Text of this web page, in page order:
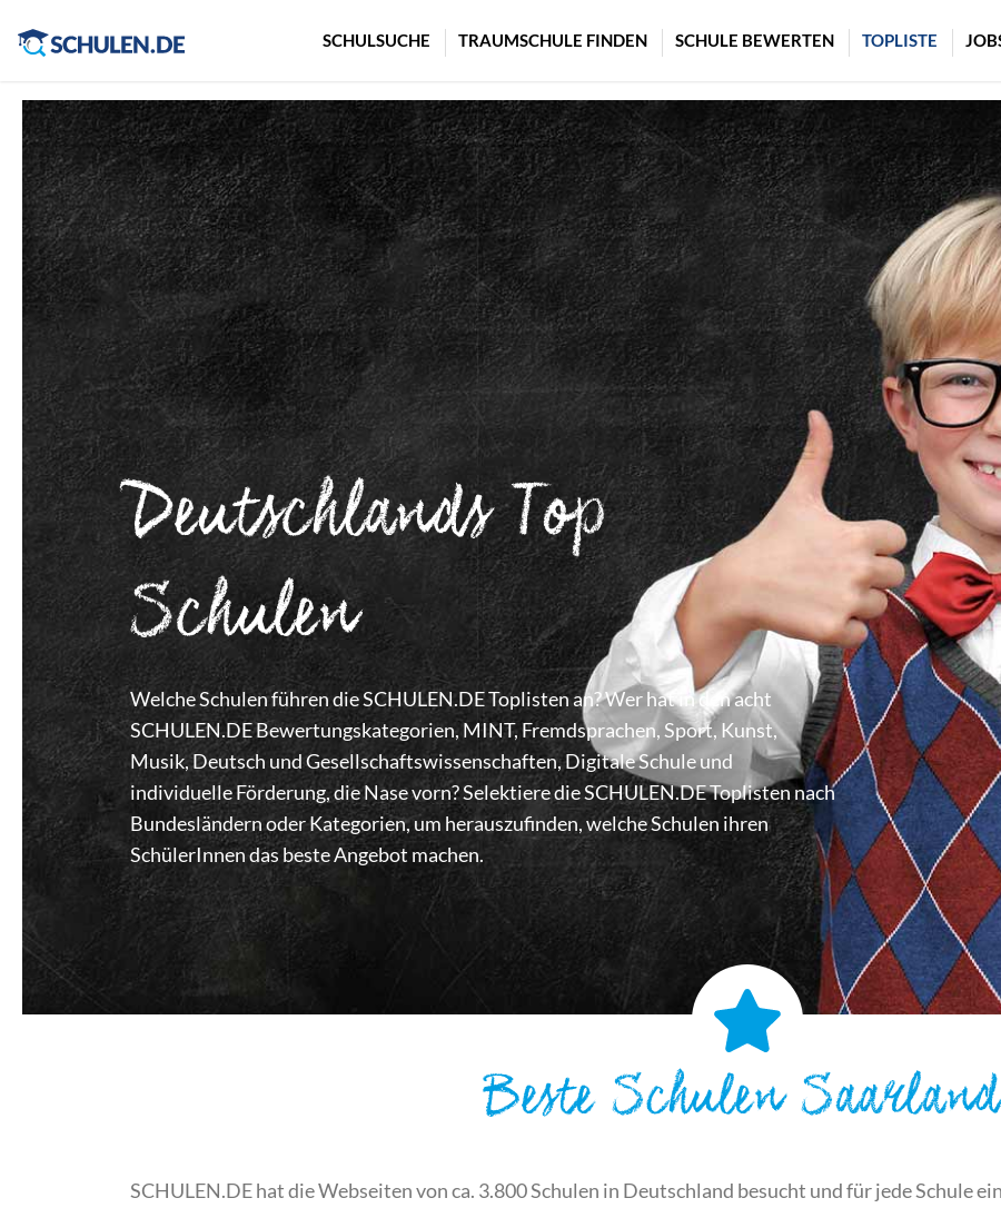
SCHULSUCHE TRAUMSCHULE FINDEN SCHULE BEWERTEN TOPLISTE
Deutschlands Top
Schulen
Welche Schulen führen die SCHULEN.DE Toplisten an? Wer hat in den acht
SCHULEN.DE Bewertungskategorien, MINT, Fremdsprachen, Sport, Kunst,
Musik, Deutsch und Gesellschaftswissenschaften, Digitale Schule und
individuelle Förderung, die Nase vorn? Selektiere die SCHULEN.DE Toplisten nach
Bundesländern oder Kategorien, um herauszufinden, welche Schulen ihren
SchülerInnen das beste Angebot machen.
Beste Schulen Saarland
SCHULEN.DE hat die Webseiten von ca. 3.800 Schulen in Deutschland besucht und für jede Schule